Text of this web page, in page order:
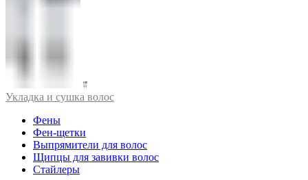
Укладка и сушка волос
Фены
Фен-щетки
Выпрямители для волос
Щипцы для завивки волос
Стайлеры